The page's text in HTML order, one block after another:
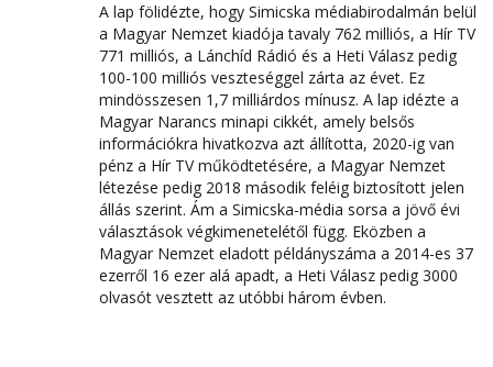
A lap fölidézte, hogy Simicska médiabirodalmán belül
a Magyar Nemzet kiadója tavaly 762 milliós, a Hír TV
771 milliós, a Lánchíd Rádió és a Heti Válasz pedig
100-100 milliós veszteséggel zárta az évet. Ez
mindösszesen 1,7 milliárdos mínusz. A lap idézte a
Magyar Narancs minapi cikkét, amely belsős
információkra hivatkozva azt állította, 2020-ig van
pénz a Hír TV működtetésére, a Magyar Nemzet
létezése pedig 2018 második feléig biztosított jelen
állás szerint. Ám a Simicska-média sorsa a jövő évi
választások végkimenetelétől függ. Eközben a
Magyar Nemzet eladott példányszáma a 2014-es 37
ezerről 16 ezer alá apadt, a Heti Válasz pedig 3000
olvasót vesztett az utóbbi három évben.